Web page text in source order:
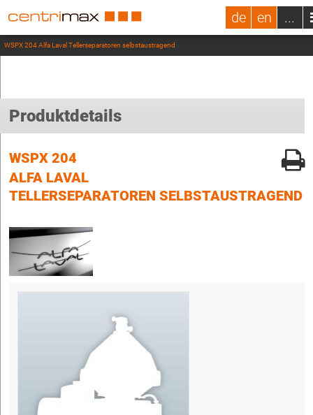
de en ...
WSPX 204 Alfa Laval Tellerseparatoren selbstaustragend
Produktdetails
WSPX 204
ALFA LAVAL
TELLERSEPARATOREN SELBSTAUSTRAGEND